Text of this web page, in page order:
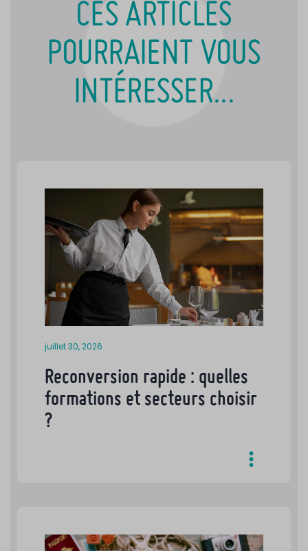
CES ARTICLES
POURRAIENT VOUS
INTÉRESSER...
juillet 30, 2026
Reconversion rapide : quelles
formations et secteurs choisir
?